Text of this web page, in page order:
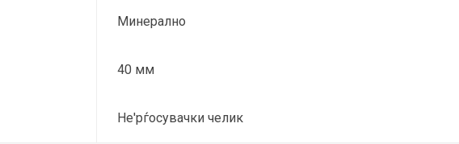
Минерално
40 мм
Не'рѓосувачки челик